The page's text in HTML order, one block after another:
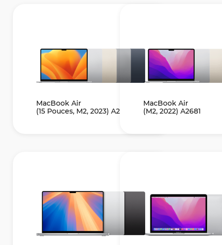
MacBook Air
(15 Pouces, M2, 2023) A2941
MacBook Air
(M2, 2022) A2681